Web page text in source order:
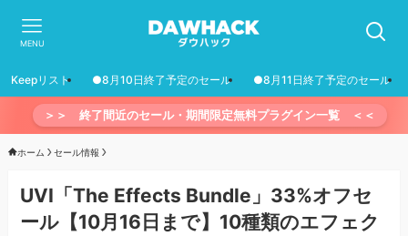
MENU
Keepリスト ●8月10日終了予定のセール ●8月11日終了予定のセール
＞＞ 終了間近のセール・期間限定無料プラグイン一覧 ＜＜
ホーム セール情報
UVI「The Effects Bundle」33%オフセ
ール【10月16日まで】10種類のエフェク